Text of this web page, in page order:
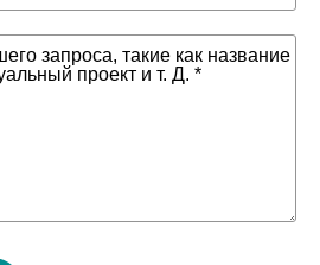
запроса, такие как название
проект и т. Д. *